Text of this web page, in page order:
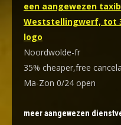
een aangewezen
Weststellingwerf, tot
logo
Noordwolde-fr
35% cheaper,free
Ma-Zon 0/24 open
meer aangewezen